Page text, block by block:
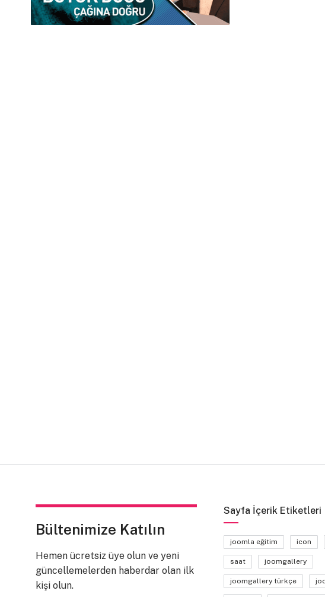
Bültenimize Katılın
Hemen ücretsiz üye olun ve yeni
güncellemelerden haberdar olan ilk
kişi olun.
Sayfa İçerik Etiketleri
joomla eğitim icon
saat joomgallery
joomgallery türkçe